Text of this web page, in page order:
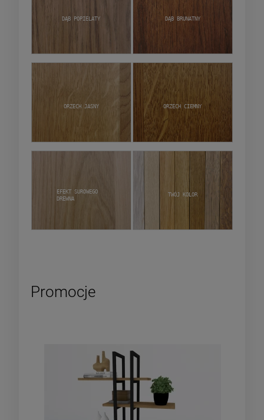
Dąb popielaty Dąb brunatny
Orzech jasny Orzech ciemny
Efekt surowego
drewna
Twój kolor
Promocje